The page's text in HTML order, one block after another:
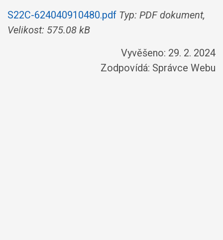
S22C-624040910480.pdf Typ: PDF dokument,
Velikost: 575.08 kB
Vyvěšeno: 29. 2. 2024
Zodpovídá: Správce Webu